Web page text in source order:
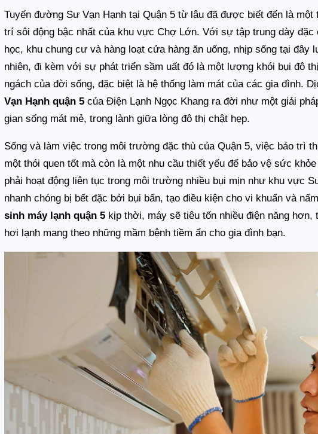
Tuyến đường Sư Vạn Hạnh tại Quận 5 từ lâu đã được biết đến là
trí sôi động bậc nhất của khu vực Chợ Lớn. Với sự tập trung dày
học, khu chung cư và hàng loạt cửa hàng ăn uống, nhịp sống tại đây
nhiên, đi kèm với sự phát triển sầm uất đó là một lượng khói bụi đô
ngách của đời sống, đặc biệt là hệ thống làm mát của các gia đình.
Vạn Hạnh quận 5 của Điện Lạnh Ngọc Khang ra đời như một giải
gian sống mát mẻ, trong lành giữa lòng đô thị chật hẹp.
Sống và làm việc trong môi trường đặc thù của Quận 5, việc bảo trì
một thói quen tốt mà còn là một nhu cầu thiết yếu để bảo vệ sức
phải hoạt động liên tục trong môi trường nhiều bụi mịn như khu vực
nhanh chóng bị bết đặc bởi bụi bẩn, tạo điều kiện cho vi khuẩn và
sinh máy lạnh quận 5 kịp thời, máy sẽ tiêu tốn nhiều điện năng
hơi lạnh mang theo những mầm bệnh tiềm ẩn cho gia đình bạn.